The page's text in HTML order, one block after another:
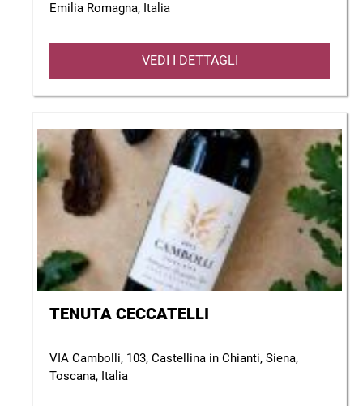
Emilia Romagna, Italia
VEDI I DETTAGLI
TENUTA CECCATELLI
VIA Cambolli, 103, Castellina in Chianti, Siena,
Toscana, Italia